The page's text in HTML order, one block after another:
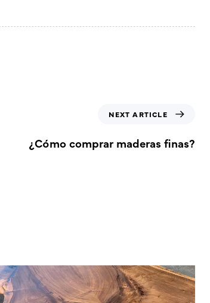
NEXT ARTICLE
¿Cómo comprar maderas finas?